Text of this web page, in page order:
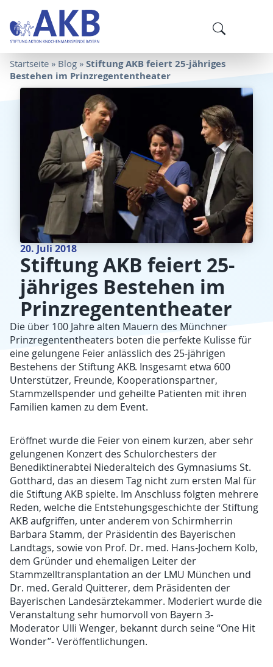
Startseite » Blog »Stiftung AKB feiert 25-jähriges
Bestehen im Prinzregententheater
20. Juli 2018
Stiftung AKB feiert 25-
jähriges Bestehen im
Prinzregententheater
Die über 100 Jahre alten Mauern des Münchner
Prinzregententheaters boten die perfekte Kulisse für
eine gelungene Feier anlässlich des 25-jährigen
Bestehens der Stiftung AKB. Insgesamt etwa 600
Unterstützer, Freunde, Kooperationspartner,
Stammzellspender und geheilte Patienten mit ihren
Familien kamen zu dem Event.
Eröffnet wurde die Feier von einem kurzen, aber sehr
gelungenen Konzert des Schulorchesters der
Benediktinerabtei Niederalteich des Gymnasiums St.
Gotthard, das an diesem Tag nicht zum ersten Mal für
die Stiftung AKB spielte. Im Anschluss folgten mehrere
Reden, welche die Entstehungsgeschichte der Stiftung
AKB aufgriffen, unter anderem von Schirmherrin
Barbara Stamm, der Präsidentin des Bayerischen
Landtags, sowie von Prof. Dr. med. Hans-Jochem Kolb,
dem Gründer und ehemaligen Leiter der
Stammzelltransplantation an der LMU München und
Dr. med. Gerald Quitterer, dem Präsidenten der
Bayerischen Landesärztekammer. Moderiert wurde die
Veranstaltung sehr humorvoll von Bayern 3-
Moderator Ulli Wenger, bekannt durch seine “One Hit
Wonder”- Veröffentlichungen.